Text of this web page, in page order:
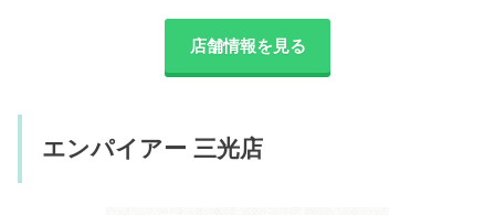
店舗情報を見る
エンパイアー 三光店